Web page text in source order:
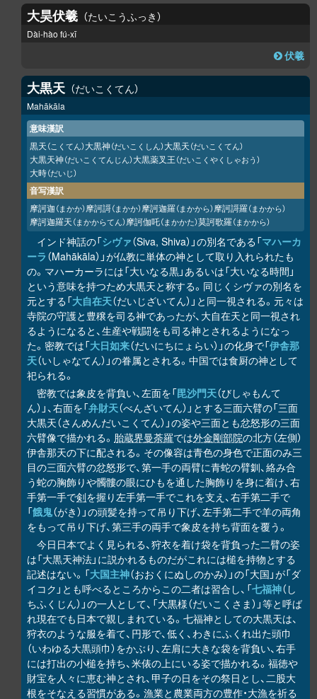
大昊伏羲 たいこうふっき
Dài-hào fú-xī
伏羲
大黒天 だいこくてん
Mahākāla
意味漢訳
黒天（こくてん）大黒神（だいこくしん）大黒天（だいこくてん）
大黒天神（だいこくてんじん）大黒薬叉王（だいこくやくしゃおう）
大時（だいじ）
音写漢訳
摩訶迦（まかか）摩訶謌（まかか）摩訶迦羅（まかから）摩訶謌羅（まかから）
摩訶迦羅天（まかからてん）摩訶伽吒（まかかた）莫訶歌羅（まかから）
インド神話の「シヴァ（Siva, Shiva）」の別名である「マハーカ
ーラ （Mahākāla）」が仏教に単体の神として取り入れられたも
の。マハーカーラには「大いなる黒」あるいは「大いなる時間」
という意味を持つため大黒天と称する。同じくシヴァの別名を
元とする「大自在天（だいじざいてん）」と同一視される。元々は
寺院の守護と豊穣を司る神であったが、大自在天と同一視され
るようになると、生産や戦闘をも司る神とされるようになっ
た。密教では「大日如来（だいにちにょらい）」の化身で「伊舎那
天（いしゃなてん）」の眷属とされる。中国では食厨の神として
祀られる。
密教では象皮を背負い、左面を「毘沙門天（びしゃもんて
ん）」、右面を「弁財天（べんざいてん）」とする三面六臂の「三面
大黒天（さんめんだいこくてん）」の姿や三面とも忿怒形の三面
六臂像で描かれる。 胎蔵界曼荼羅では外金剛部院の北方（左側）
伊舎那天の下に配される。その像容は青色の身色で正面のみ三
目の三面六臂の忿怒形で、第一手の両臂に青蛇の臂釧、絡み合
う蛇の胸飾りや髑髏の眼にひもを通した胸飾りを身に着け、右
手第一手で剣を握り左手第一手でこれを支え、右手第二手で
「餓鬼（がき）」の頭髪を持って吊り下げ、左手第二手で羊の両角
をもって吊り下げ、第三手の両手で象皮を持ち背面を覆う。
今日日本でよく見られる、狩衣を着け袋を背負った二臂の姿
は「大黒天神法」に説かれるものだがこれには槌を持物とする
記述はない。「大国主神（おおくにぬしのかみ）」の「大国」が「ダ
イコク」とも呼べるところからこの二者は習合し、「七福神（し
ちふくじん）」の一人として、「大黒様（だいこくさま）」等と呼ば
れ現在でも日本で親しまれている。七福神としての大黒天は、
狩衣のような服を着て、円形で、低く、わきにふくれ出た頭巾
（いわゆる大黒頭巾）をかぶり、左肩に大きな袋を背負い、右手
には打出の小槌を持ち、米俵の上にいる姿で描かれる。福徳や
財宝を人々に恵む神とされ、甲子の日をその祭日とし、二股大
根をそなえる習慣がある。漁業と農業両方の豊作・大漁を祈る